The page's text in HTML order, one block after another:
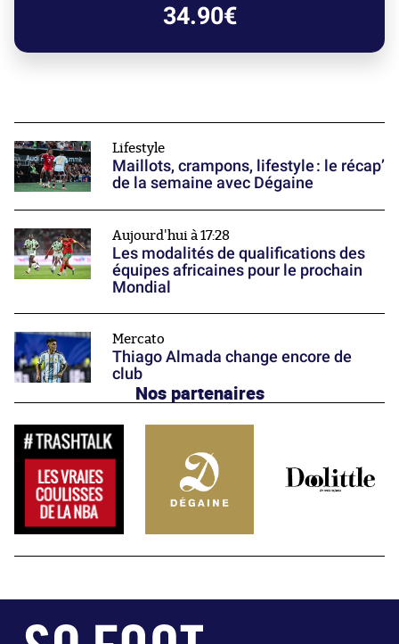
34.90€
Lifestyle
Maillots, crampons, lifestyle : le récap’
de la semaine avec Dégaine
Aujourd'hui à 17:28
Les modalités de qualifications des
équipes africaines pour le prochain
Mondial
Mercato
Thiago Almada change encore de
club
Nos partenaires